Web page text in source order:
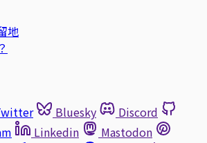
地
Bluesky
Discord
Linkedin
Mastodon